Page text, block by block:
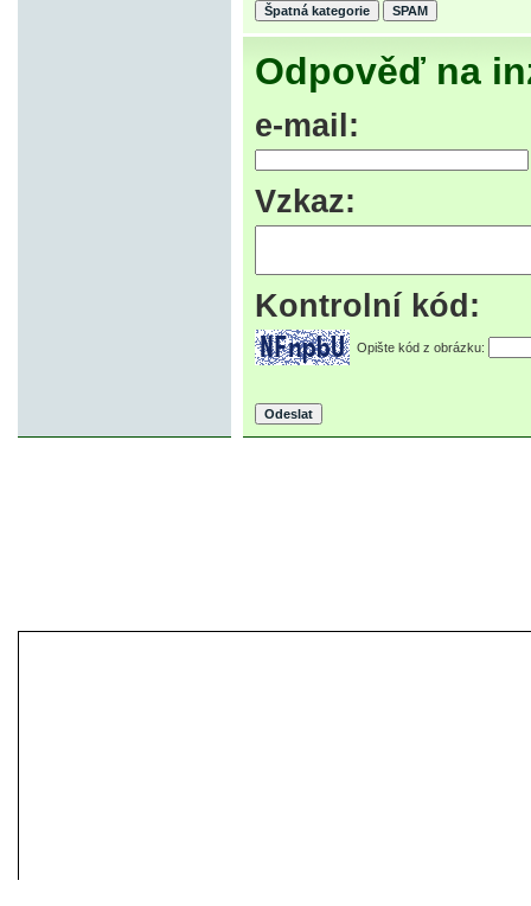
Odpověď na
e-mail:
Vzkaz:
Kontrolní kód:
Opište kód z obrázku: